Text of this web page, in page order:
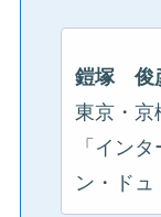
鎧塚 俊
東京・京
「イン
ン・ドュ